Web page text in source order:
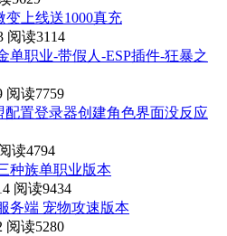
变上线送1000真充
阅读3114
单职业-带假人-ESP插件-狂暴之
阅读7759
置登录器创建角色界面没反应
读4794
种族单职业版本
阅读9434
务端 宠物攻速版本
阅读5280